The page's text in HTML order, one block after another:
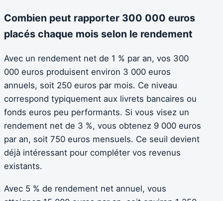
Combien peut rapporter 300 000 euros
placés chaque mois selon le rendement
Avec un rendement net de 1 % par an, vos 300
000 euros produisent environ 3 000 euros
annuels, soit 250 euros par mois. Ce niveau
correspond typiquement aux livrets bancaires ou
fonds euros peu performants. Si vous visez un
rendement net de 3 %, vous obtenez 9 000 euros
par an, soit 750 euros mensuels. Ce seuil devient
déjà intéressant pour compléter vos revenus
existants.
Avec 5 % de rendement net annuel, vous